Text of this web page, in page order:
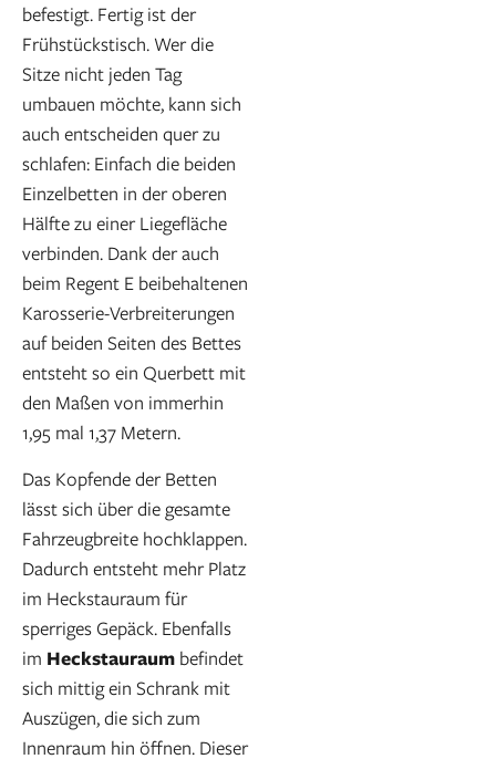
befestigt. Fertig ist der
Frühstückstisch. Wer die
Sitze nicht jeden Tag
umbauen möchte, kann sich
auch entscheiden quer zu
schlafen: Einfach die beiden
Einzelbetten in der oberen
Hälfte zu einer Liegefläche
verbinden. Dank der auch
beim Regent E beibehaltenen
Karosserie-Verbreiterungen
auf beiden Seiten des Bettes
entsteht so ein Querbett mit
den Maßen von immerhin
1,95 mal 1,37 Metern.
Das Kopfende der Betten
lässt sich über die gesamte
Fahrzeugbreite hochklappen.
Dadurch entsteht mehr Platz
im Heckstauraum für
sperriges Gepäck. Ebenfalls
im Heckstauraum befindet
sich mittig ein Schrank mit
Auszügen, die sich zum
Innenraum hin öffnen. Dieser